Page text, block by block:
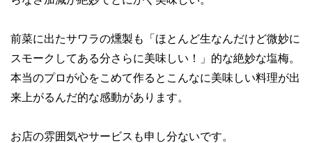
前菜に出たサワラの燻製も「ほとんど生なんだけど微妙に
スモークしてある分さらに美味しい！」的な絶妙な塩梅。
本当のプロが心をこめて作るとこんなに美味しい料理が出
来上がるんだ的な感動があります。
お店の雰囲気やサービスも申し分ないです。